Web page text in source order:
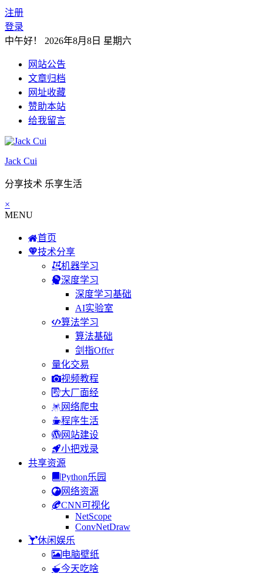
注册
登录
中午好！ 2026年8月8日 星期六
网站公告
文章归档
网址收藏
赞助本站
给我留言
Jack Cui
分享技术 乐享生活
×
MENU
首页
技术分享
机器学习
深度学习
深度学习基础
AI实验室
算法学习
算法基础
剑指Offer
量化交易
视频教程
大厂面经
网络爬虫
程序生活
网站建设
小把戏录
共享资源
Python乐园
网络资源
CNN可视化
NetScope
ConvNetDraw
休闲娱乐
电脑壁纸
今天吃啥